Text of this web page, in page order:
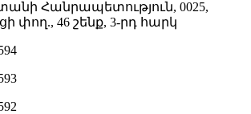
Հանրապետություն, 0025,
փող., 46 շենք, 3-րդ հարկ